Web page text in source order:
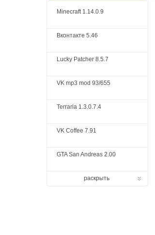
Minecraft 1.14.0.9
Вконтакте 5.46
Lucky Patcher 8.5.7
VK mp3 mod 93/655
Terraria 1.3.0.7.4
VK Coffee 7.91
GTA San Andreas 2.00
раскрыть